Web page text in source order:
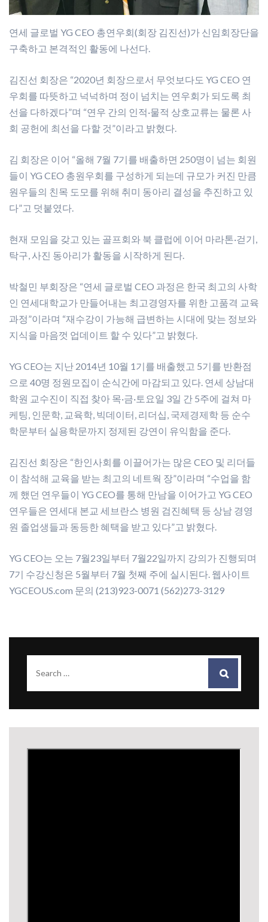
연세 글로벌 YG CEO 총연우회(회장 김진선)가 신임회장단을
구축하고 본격적인 활동에 나선다.
김진선 회장은 “2020년 회장으로서 무엇보다도 YG CEO 연
우회를 따뜻하고 넉넉하며 정이 넘치는 연우회가 되도록 최
선을 다하겠다”며 “연우 간의 인적·물적 상호교류는 물론 사
회 공헌에 최선을 다할 것”이라고 밝혔다.
김 회장은 이어 “올해 7월 7기를 배출하면 250명이 넘는 회원
들이 YG CEO 총원우회를 구성하게 되는데 규모가 커진 만큼
원우들의 친목 도모를 위해 취미 동아리 결성을 추진하고 있
다”고 덧붙였다.
현재 모임을 갖고 있는 골프회와 북 클럽에 이어 마라톤·걷기,
탁구, 사진 동아리가 활동을 시작하게 된다.
박철민 부회장은 “연세 글로벌 CEO 과정은 한국 최고의 사학
인 연세대학교가 만들어내는 최고경영자를 위한 고품격 교육
과정”이라며 “재수강이 가능해 급변하는 시대에 맞는 정보와
지식을 마음껏 업데이트 할 수 있다”고 밝혔다.
YG CEO는 지난 2014년 10월 1기를 배출했고 5기를 반환점
으로 40명 정원모집이 순식간에 마감되고 있다. 연세 상남대
학원 교수진이 직접 찾아 목·금·토요일 3일 간 5주에 걸쳐 마
케팅, 인문학, 교육학, 빅데이터, 리더십, 국제경제학 등 순수
학문부터 실용학문까지 정제된 강연이 유익함을 준다.
김진선 회장은 “한인사회를 이끌어가는 많은 CEO 및 리더들
이 참석해 교육을 받는 최고의 네트웍 장”이라며 “수업을 함
께 했던 연우들이 YG CEO를 통해 만남을 이어가고 YG CEO
연우들은 연세대 본교 세브란스 병원 검진혜택 등 상남 경영
원 졸업생들과 동등한 혜택을 받고 있다”고 밝혔다.
YG CEO는 오는 7월23일부터 7월22일까지 강의가 진행되며
7기 수강신청은 5월부터 7월 첫째 주에 실시된다. 웹사이트
YGCEOUS.com 문의 (213)923-0071 (562)273-3129